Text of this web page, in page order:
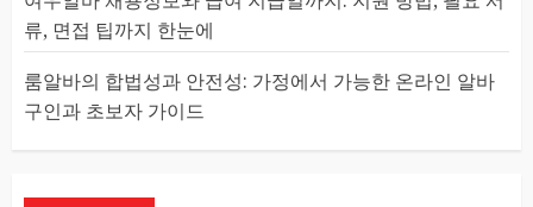
류, 면접 팁까지 한눈에
룸알바의 합법성과 안전성: 가정에서 가능한 온라인 알바
구인과 초보자 가이드